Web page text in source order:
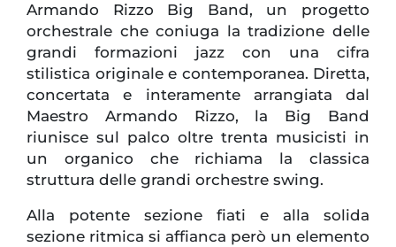
Armando Rizzo Big Band, un progetto
orchestrale che coniuga la tradizione delle
grandi formazioni jazz con una cifra
stilistica originale e contemporanea. Diretta,
concertata e interamente arrangiata dal
Maestro Armando Rizzo, la Big Band
riunisce sul palco oltre trenta musicisti in
un organico che richiama la classica
struttura delle grandi orchestre swing.
Alla potente sezione fiati e alla solida
sezione ritmica si affianca però un elemento